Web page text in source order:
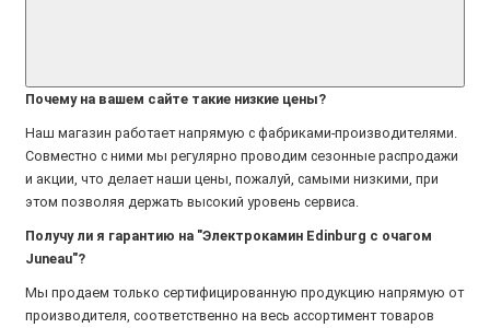
Почему на вашем сайте такие низкие цены?
Наш магазин работает напрямую с фабриками-производителями.
Совместно с ними мы регулярно проводим сезонные распродажи
и акции, что делает наши цены, пожалуй, самыми низкими, при
этом позволяя держать высокий уровень сервиса.
Получу ли я гарантию на "Электрокамин Edinburg с очагом
Juneau"?
Мы продаем только сертифицированную продукцию напрямую от
производителя, соответственно на весь ассортимент товаров